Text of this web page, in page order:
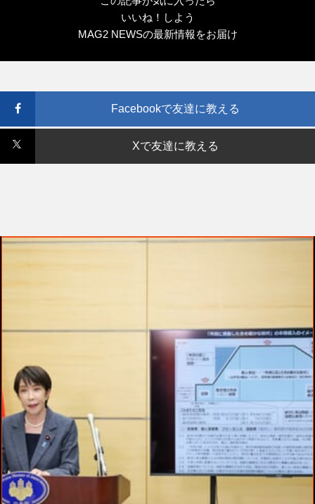
いいね！しよう
MAG2 NEWSの最新情報をお届け
Facebookで友達に教える
Xで友達に教える